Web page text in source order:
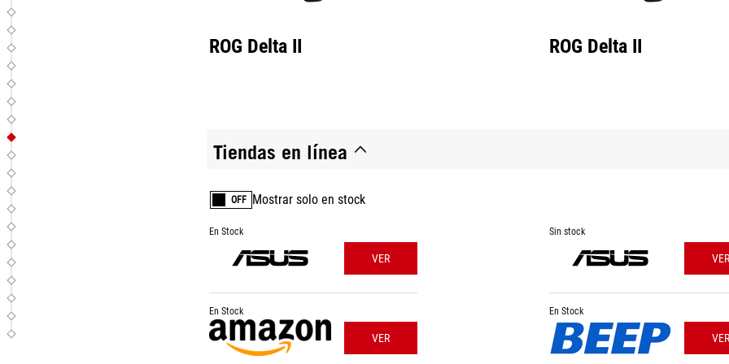
ROG Delta II ROG Delta II
Tiendas en línea
OFF Mostrar solo en stock
En Stock
VER
En Stock
VER
Sin stock
VER
En Stock
VER